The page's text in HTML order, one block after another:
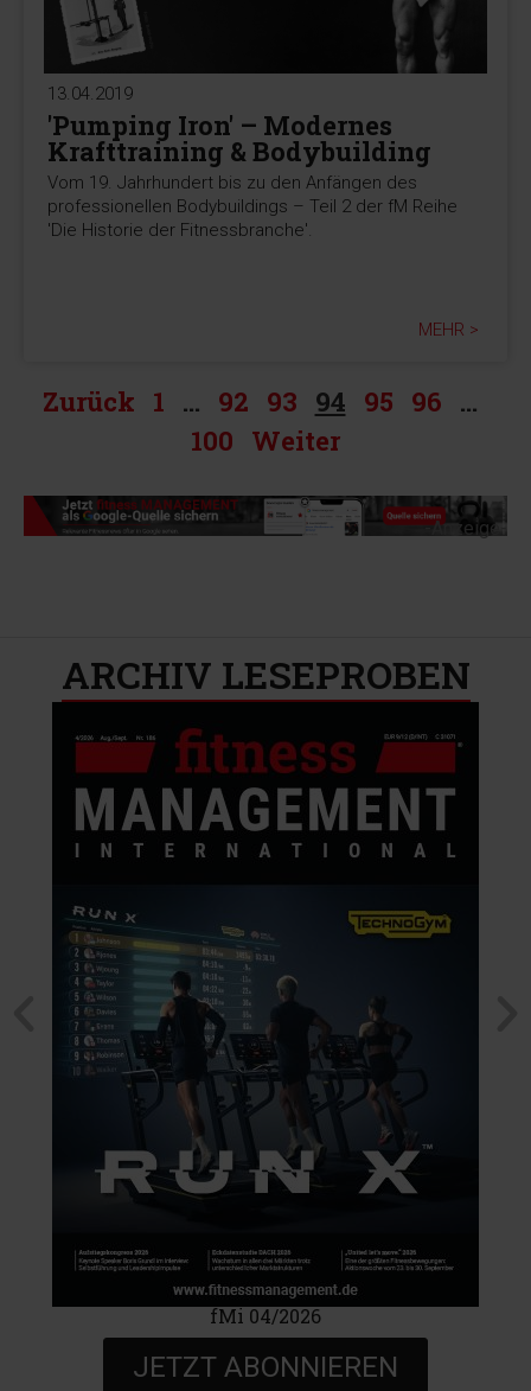
13.04.2019
'Pumping Iron' – Modernes
Krafttraining & Bodybuilding
Vom 19. Jahrhundert bis zu den Anfängen des
professionellen Bodybuildings – Teil 2 der fM Reihe
'Die Historie der Fitnessbranche'.
MEHR >
Zurück 1 … 92 93 94 95 96 …
100 Weiter
-Anzeige-
ARCHIV LESEPROBEN​
fMi 04/2026
JETZT ABONNIEREN